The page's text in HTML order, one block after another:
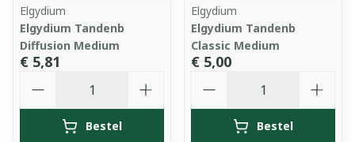
Elgydium
Elgydium Tandenb
Diffusion Medium
€ 5,81
Bestel
Elgydium
Elgydium Tandenb
Classic Medium
€ 5,00
Bestel